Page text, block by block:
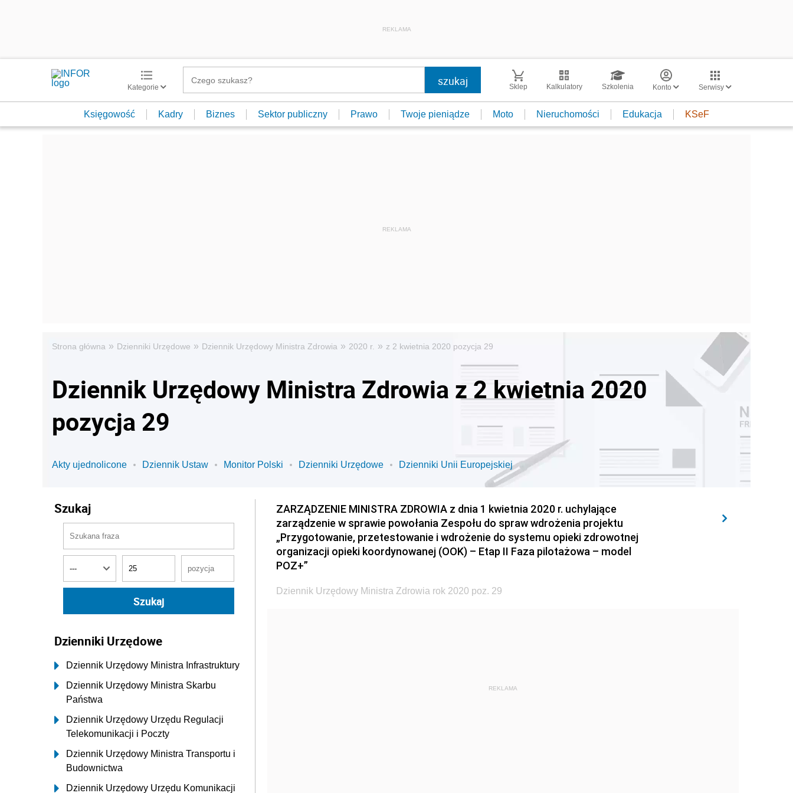
REKLAMA
Kategorie Sklep Kalkulatory Szkolenia Konto Serwisy
Księgowość Kadry Biznes Sektor publiczny Prawo Twoje pieniądze Moto Nieruchomości Edukacja KSeF
Strona główna » Dzienniki Urzędowe » Dziennik Urzędowy Ministra Zdrowia » 2020 r. » z 2 kwietnia 2020 pozycja 29
Dziennik Urzędowy Ministra Zdrowia z 2 kwietnia 2020
pozycja 29
Akty ujednolicone Dziennik Ustaw Monitor Polski Dzienniki Urzędowe Dzienniki Unii Europejskiej
Szukaj
Dzienniki Urzędowe
Dziennik Urzędowy Ministra Infrastruktury
Dziennik Urzędowy Ministra Skarbu
Państwa
Dziennik Urzędowy Urzędu Regulacji
Telekomunikacji i Poczty
Dziennik Urzędowy Ministra Transportu i
Budownictwa
Dziennik Urzędowy Urzędu Komunikacji
ZARZĄDZENIE MINISTRA ZDROWIA z dnia 1 kwietnia 2020 r. uchylające
zarządzenie w sprawie powołania Zespołu do spraw wdrożenia projektu
„Przygotowanie, przetestowanie i wdrożenie do systemu opieki zdrowotnej
organizacji opieki koordynowanej (OOK) – Etap II Faza pilotażowa – model
POZ+”
Dziennik Urzędowy Ministra Zdrowia rok 2020 poz. 29
REKLAMA